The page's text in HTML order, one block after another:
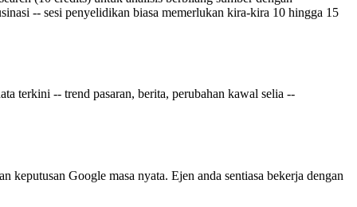
-- sesi penyelidikan biasa memerlukan kira-kira 10 hingga 15
terkini -- trend pasaran, berita, perubahan kawal selia --
Google masa nyata. Ejen anda sentiasa bekerja dengan